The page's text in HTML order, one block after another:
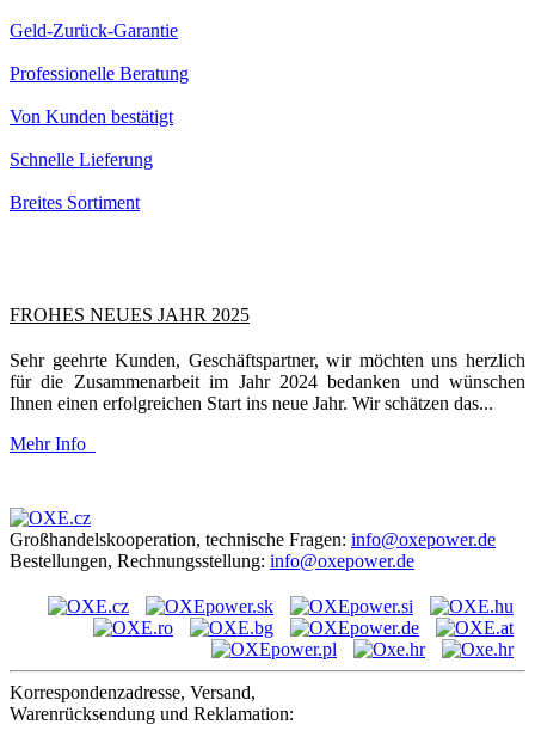
Geld-Zurück-Garantie
Professionelle Beratung
Von Kunden bestätigt
Schnelle Lieferung
Breites Sortiment
FROHES NEUES JAHR 2025
Sehr geehrte Kunden, Geschäftspartner, wir möchten uns herzlich
für die Zusammenarbeit im Jahr 2024 bedanken und wünschen
Ihnen einen erfolgreichen Start ins neue Jahr. Wir schätzen das...
Mehr Info
Großhandelskooperation, technische Fragen: info@oxepower.de
Bestellungen, Rechnungsstellung: info@oxepower.de
Korrespondenzadresse, Versand,
Warenrücksendung und Reklamation: